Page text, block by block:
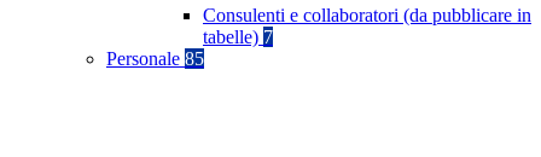
Consulenti e collaboratori (da pubblicare in
tabelle) 7
Personale 85